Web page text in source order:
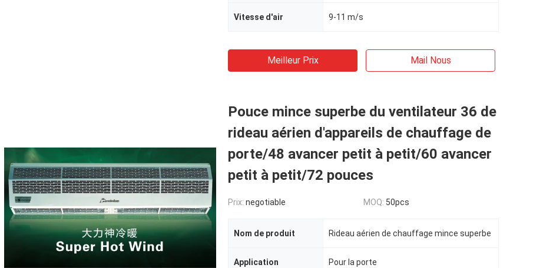
Vitesse d'air 9-11 m/s
Meilleur Prix Mail Nous
Pouce mince superbe du ventilateur 36 de
rideau aérien d'appareils de chauffage de
porte/48 avancer petit à petit/60 avancer
petit à petit/72 pouces
Prix: negotiable MOQ: 50pcs
Nom de produit Rideau aérien de chauffage mince superbe
Application Pour la porte